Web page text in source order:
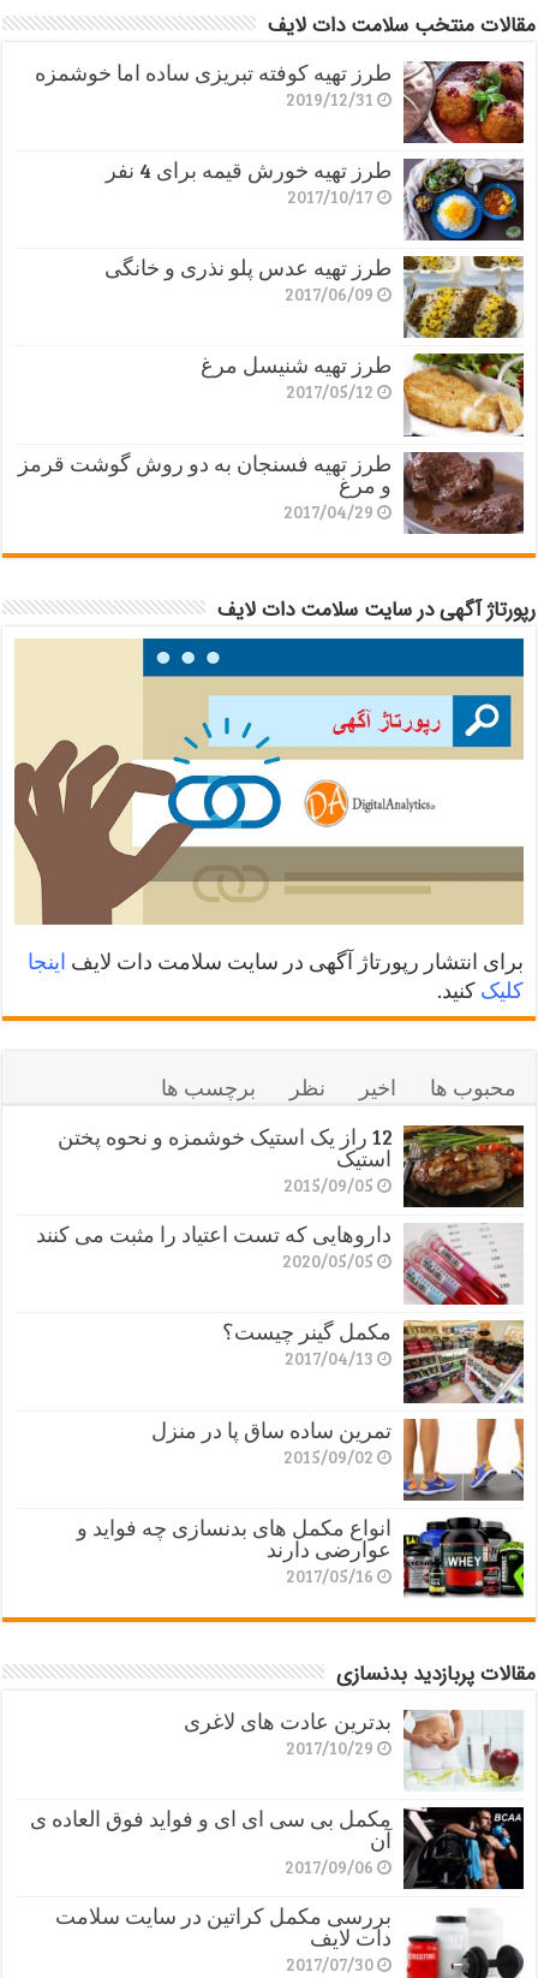
مقالات منتخب سلامت دات لایف
طرز تهیه کوفته تبریزی ساده اما خوشمزه
2019/12/31
طرز تهیه خورش قیمه برای 4 نفر
2017/10/17
طرز تهیه عدس پلو نذری و خانگی
2017/06/09
طرز تهیه شنیسل مرغ
2017/05/12
طرز تهیه فسنجان به دو روش گوشت قرمز
و مرغ
2017/04/29
رپورتاژ آگهی در سایت سلامت دات لایف
برای انتشار رپورتاژ آگهی در سایت سلامت دات لایف اینجا
کلیک کنید.
محبوب ها اخیر نظر
برچسب ها
12 راز یک استیک خوشمزه و نحوه پختن
استیک
2015/09/05
داروهایی که تست اعتیاد را مثبت می کنند
2020/05/05
مکمل گینر چیست؟
2017/04/13
تمرین ساده ساق پا در منزل
2015/09/02
انواع مکمل های بدنسازی چه فواید و
عوارضی دارند
2017/05/16
مقالات پربازدید بدنسازی
بدترین عادت های لاغری
2017/10/29
مکمل بی سی ای ای و فواید فوق العاده ی
آن
2017/09/06
بررسی مکمل کراتین در سایت سلامت
دات لایف
2017/07/30